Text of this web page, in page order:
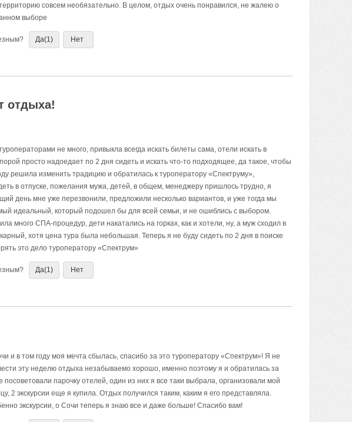
совсем необязательно. В целом, отдых очень понравился, не жалею о
выборе
Да(1) Нет
отдыха!
не много, привыкла всегда искать билеты сама, отели искать в
просто надоедает по 2 дня сидеть и искать что-то подходящее, да такое, чтобы
решила изменить традицию и обратилась к туроператору «Спектруму»,
в отпуске, пожелания мужа, детей, в общем, менеджеру пришлось трудно, я
день мне уже перезвонили, предложили несколько вариантов, и уже тогда мы
идеальный, который подошел бы для всей семьи, и не ошиблись с выбором.
много СПА-процедур, дети накатались на горках, как и хотели, ну, а муж сходил в
хотя цена тура была небольшая. Теперь я не буду сидеть по 2 дня в поиске
это дело туроператору «Спектрум»
Да(1) Нет
и в том году моя мечта сбылась, спасибо за это туроператору «Спектрум»! Я не
эту неделю отдыха незабываемо хорошо, именно поэтому я и обратилась за
парочку отелей, один из них я все таки выбрала, организовали мой
2 экскурсии еще я купила. Отдых получился таким, каким я его представляла.
экскурсии, о Сочи теперь я знаю все и даже больше! Спасибо вам!